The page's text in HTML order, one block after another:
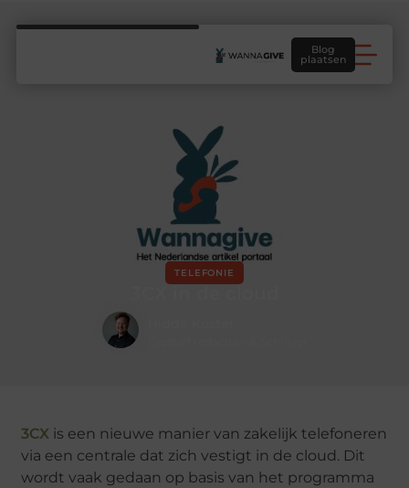
Blog
plaatsen
TELEFONIE
3CX is een nieuwe manier van zakelijk telefoneren
via een centrale dat zich vestigt in de cloud. Dit
wordt vaak gedaan op basis van het programma